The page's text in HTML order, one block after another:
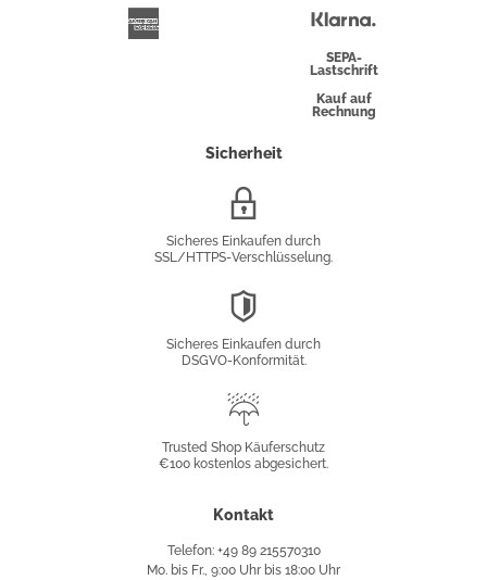
Überweisung
SEPA-
Lastschrift
Kauf auf
Rechnung
Sicherheit
Sicheres Einkaufen durch
SSL/HTTPS-Verschlüsselung.
Sicheres Einkaufen durch
DSGVO-Konformität.
Käuferschutz
Trusted Shop Käuferschutz
€100 kostenlos abgesichert.
Kontakt
Telefon: +49 89 215570310
Mo. bis Fr., 9:00 Uhr bis 18:00 Uhr